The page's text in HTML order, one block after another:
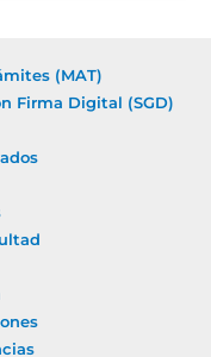
(MAT)
Firma Digital (SGD)